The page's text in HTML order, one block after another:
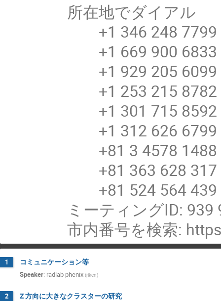
所在地でダイアル
+1 346 248 7799
+1 669 900 6833
+1 929 205 6099
+1 253 215 8782
+1 301 715 8592
+1 312 626 6799
+81 3 4578 1488
+81 363 628 317
+81 524 564 439
ミーティングID: 939
市内番号を検索:
1 コミュニケーション等
Speaker: radlab phenix (riken)
2 Z 方向に大きなクラスターの研究